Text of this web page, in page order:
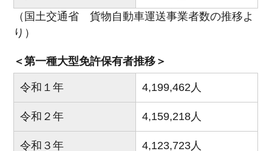
（国土交通省 貨物自動車運送事業者数の推移よ
り）
＜第一種大型免許保有者推移＞
令和１年 4,199,462人
令和２年 4,159,218人
令和３年 4,123,723人